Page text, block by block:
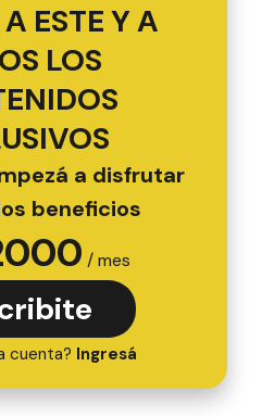
ESTE Y A
LOS
a disfrutar
beneficios
/ mes
cuenta? Ingresá